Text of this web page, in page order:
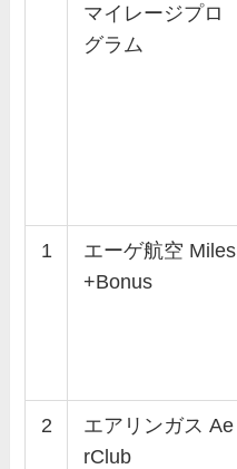
マイレージプロ
グラム
1
エーゲ航空 Miles
+Bonus
2
エアリンガス Ae
rClub